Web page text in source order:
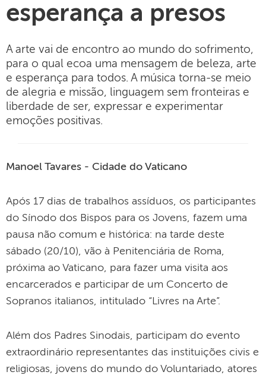
esperança a presos
A arte vai de encontro ao mundo do sofrimento,
para o qual ecoa uma mensagem de beleza, arte
e esperança para todos. A música torna-se meio
de alegria e missão, linguagem sem fronteiras e
liberdade de ser, expressar e experimentar
emoções positivas.
Manoel Tavares - Cidade do Vaticano
Após 17 dias de trabalhos assíduos, os participantes
do Sínodo dos Bispos para os Jovens, fazem uma
pausa não comum e histórica: na tarde deste
sábado (20/10), vão à Penitenciária de Roma,
próxima ao Vaticano, para fazer uma visita aos
encarcerados e participar de um Concerto de
Sopranos italianos, intitulado “Livres na Arte”.
Além dos Padres Sinodais, participam do evento
extraordinário representantes das instituições civis e
religiosas, jovens do mundo do Voluntariado, atores